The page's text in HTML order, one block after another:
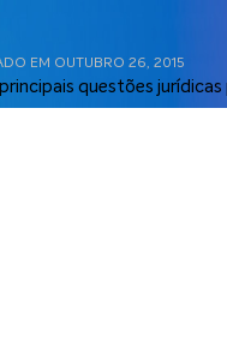
EM OUTUBRO 26, 2015
questões